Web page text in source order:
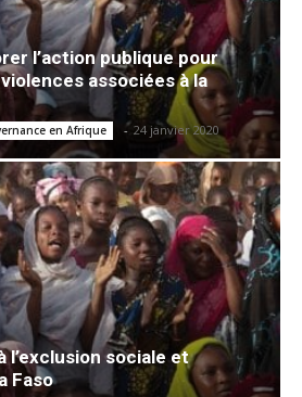
l’action publique pour
associées à la
en Afrique - 24 janvier 2020
l’exclusion sociale et
Faso